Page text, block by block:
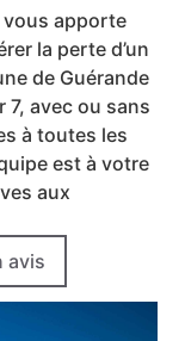
vous apporte
la perte d’un
de Guérande
avec ou sans
à toutes les
est à votre
aux
avis